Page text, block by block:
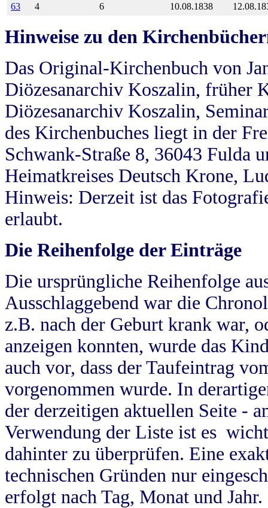
63
4 6 10.08.1838
Hinweise zu den
Das Original-Kirchenbuch von
Diözesanarchiv Koszalin, früher
Diözesanarchiv Koszalin,
des Kirchenbuches liegt in der
Schwank-Straße 8, 36043 Fulda
Heimatkreises Deutsch Krone,
Hinweis: Derzeit ist das
erlaubt.
Die Reihenfolge der Einträge
Die ursprüngliche Reihenfolge
Ausschlaggebend war die
z.B. nach der Geburt krank war,
anzeigen konnten, wurde das
auch vor, dass der Taufeintrag
vorgenommen wurde. In
der derzeitigen aktuellen Seite -
Verwendung der Liste ist es
dahinter zu überprüfen. Eine
technischen Gründen nur
erfolgt nach Tag, Monat und Jahr.